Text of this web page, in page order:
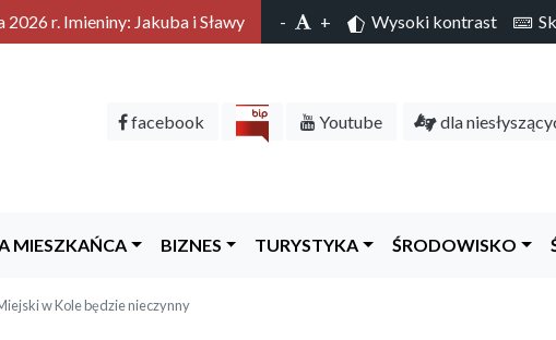
r. Imieniny: Jakuba i Sławy - + Wysoki kontrast
facebook Youtube dla
MIESZKAŃCA BIZNES TURYSTYKA ŚRODOWISKO
w Kole będzie nieczynny